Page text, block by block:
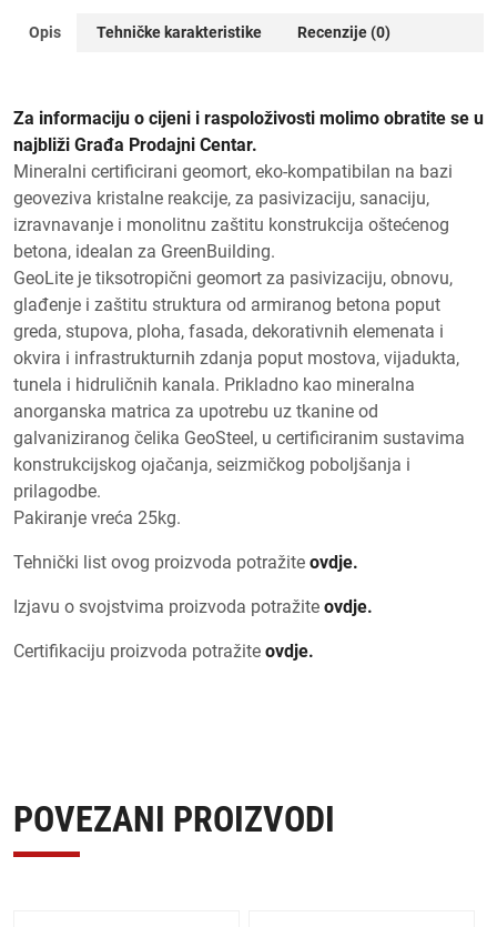
Opis Tehničke karakteristike Recenzije (0)
Za informaciju o cijeni i raspoloživosti molimo obratite se u
najbliži Građa Prodajni Centar.
Mineralni certificirani geomort, eko‑kompatibilan na bazi
geoveziva kristalne reakcije, za pasivizaciju, sanaciju,
izravnavanje i monolitnu zaštitu konstrukcija oštećenog
betona, idealan za GreenBuilding.
GeoLite je tiksotropični geomort za pasivizaciju, obnovu,
glađenje i zaštitu struktura od armiranog betona poput
greda, stupova, ploha, fasada, dekorativnih elemenata i
okvira i infrastrukturnih zdanja poput mostova, vijadukta,
tunela i hidruličnih kanala. Prikladno kao mineralna
anorganska matrica za upotrebu uz tkanine od
galvaniziranog čelika GeoSteel, u certificiranim sustavima
konstrukcijskog ojačanja, seizmičkog poboljšanja i
prilagodbe.
Pakiranje vreća 25kg.
Tehnički list ovog proizvoda potražite ovdje.
Izjavu o svojstvima proizvoda potražite ovdje.
Certifikaciju proizvoda potražite ovdje.
POVEZANI PROIZVODI